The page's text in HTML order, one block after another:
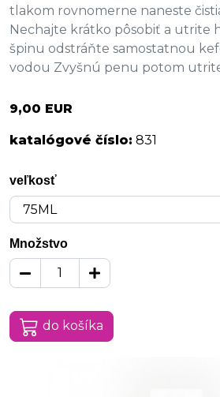
tlakom rovnomerne naneste
Nechajte krátko pôsobiť a utrite
špinu odstráňte samostatnou
vodou Zvyšnú penu potom
9,00 EUR
katalógové číslo: 831
veľkosť
Množstvo
do košíka